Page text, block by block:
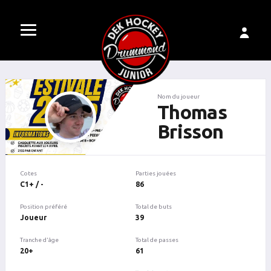
Nom du joueur
Thomas
Brisson
Cotes
C1+ / -
Position préféré
Joueur
Tranche d'âge
20+
Parties jouées
86
Total de buts
39
Total de passes
61